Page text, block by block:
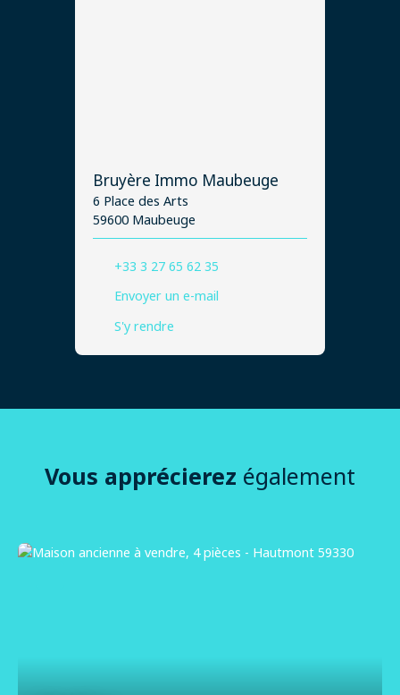
Bruyère Immo Maubeuge
6 Place des Arts
59600 Maubeuge
+33 3 27 65 62 35
Envoyer un e-mail
S'y rendre
Vous apprécierez également